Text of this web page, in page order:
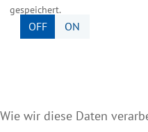
gespeichert.
OFF ON
Wie wir diese Daten
Kammern